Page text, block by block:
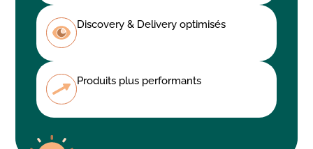
Discovery & Delivery optimisés
Produits plus performants